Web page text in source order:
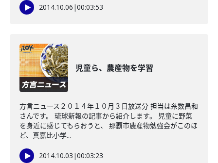
2014.10.06 |00:03:53
児童ら、農産物を学習
方言ニュース２０１４年１０月３日放送分 担当は糸数昌和
さんです。 琉球新報の記事から紹介します。 児童に野菜
を身近に感じてもらおうと、 那覇市農産物勉強会がこのほ
ど、真嘉比小学...
2014.10.03 |00:03:23